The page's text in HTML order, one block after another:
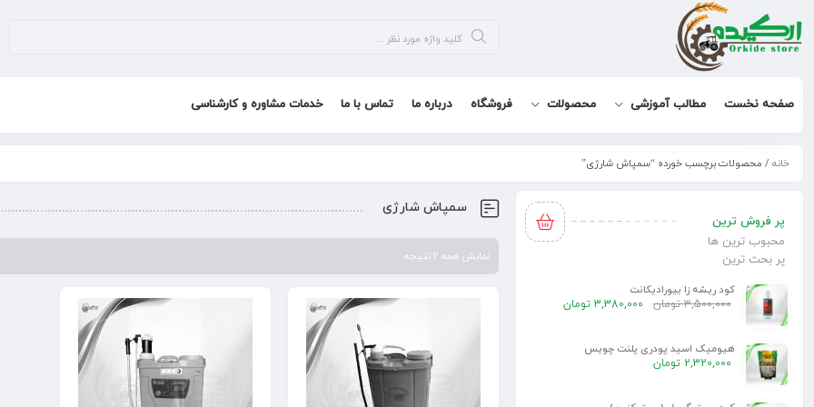
صفحه نخست مطالب آموزشی محصولات فروشگاه درباره ما تماس با ما خدمات مشاوره و کارشناسی
خانه / محصولات برچسب خورده “سمپاش شارژی”
سمپاش شارژی
نمایش همه 2 نتیجه
پر فروش ترین
محبوب ترین ها
پر بحث ترین
کود ریشه زا بیورادیکانت
3,500,000 تومان 3,380,000 تومان
هیومیک اسید پودری پلنت چویس
2,320,000 تومان